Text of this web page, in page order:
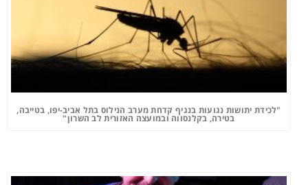
"לכידת יתושות נגועות בנגיף קדחת מערב הנילוס בתל אביב-יפו, בטייבה,
בטירה, בקלנסווה ובמועצה האזורית לב השרון"